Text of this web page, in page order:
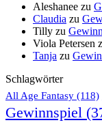
Aleshanee zu
Claudia zu
Tilly zu
Viola Petersen
Tanja zu
Schlagwörter
All Age Fantasy (118)
Gewinnspiel